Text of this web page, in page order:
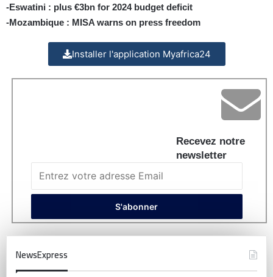
-Eswatini : plus €3bn for 2024 budget deficit
-Mozambique : MISA warns on press freedom
Installer l'application Myafrica24
Recevez notre
newsletter
NewsExpress